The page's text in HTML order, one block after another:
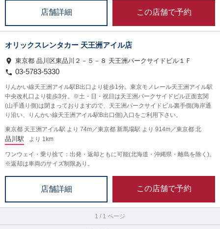
店舗詳細 この店舗で予約
オリックスレンタカー 天王洲アイル店
東京都 品川区東品川２－５－８ 天王洲パークサイドビル１Ｆ
03-5783-5330
りんかい線天王洲アイル駅B出口より徒歩1分。東京モノレール天王洲アイル駅
中央改札口より徒歩3分。※土・日・祝日は天王洲パークサイドビル正面玄関
(山手通り側)は閉まっておりますので、天王洲パークサイドビル裏手側(海岸通
り沿い、りんかい線天王洲アイル駅B出口側)入口をご利用下さい。
東京都 天王洲アイル駅 より 74m／東京都 新馬場駅 より 914m／東京都 北
品川駅 より 1km
ワンウェイ・乗り捨て：出発・返却ともに可能(北海道・沖縄県・離島を除く)。
※返却は車両のサイズ制限あり。
店舗詳細 この店舗で予約
1 / 1 ページ